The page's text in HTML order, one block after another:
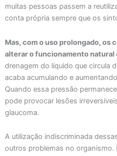
muitas pessoas passem a
conta própria sempre que os
Mas, com o uso prolongado, os
alterar o funcionamento natural
drenagem do líquido que circula
acaba acumulando e
Quando essa pressão
pode provocar lesões
glaucoma.
A utilização indiscriminada
outros problemas no organismo.